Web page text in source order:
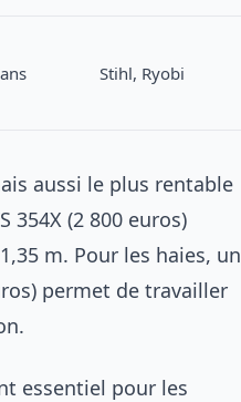
Stihl, Ryobi
aussi le plus rentable
354X (2 800 euros)
m. Pour les haies, un
permet de travailler
essentiel pour les